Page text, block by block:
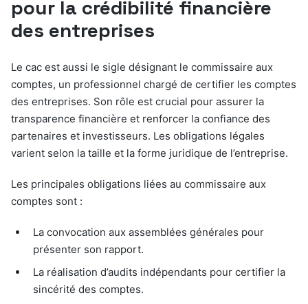
pour la crédibilité financière
des entreprises
Le cac est aussi le sigle désignant le commissaire aux
comptes, un professionnel chargé de certifier les comptes
des entreprises. Son rôle est crucial pour assurer la
transparence financière et renforcer la confiance des
partenaires et investisseurs. Les obligations légales
varient selon la taille et la forme juridique de l’entreprise.
Les principales obligations liées au commissaire aux
comptes sont :
La convocation aux assemblées générales pour
présenter son rapport.
La réalisation d’audits indépendants pour certifier la
sincérité des comptes.